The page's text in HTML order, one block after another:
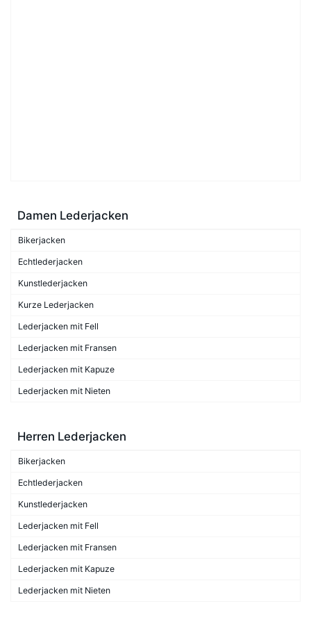
Damen Lederjacken
Bikerjacken
Echtlederjacken
Kunstlederjacken
Kurze Lederjacken
Lederjacken mit Fell
Lederjacken mit Fransen
Lederjacken mit Kapuze
Lederjacken mit Nieten
Herren Lederjacken
Bikerjacken
Echtlederjacken
Kunstlederjacken
Lederjacken mit Fell
Lederjacken mit Fransen
Lederjacken mit Kapuze
Lederjacken mit Nieten